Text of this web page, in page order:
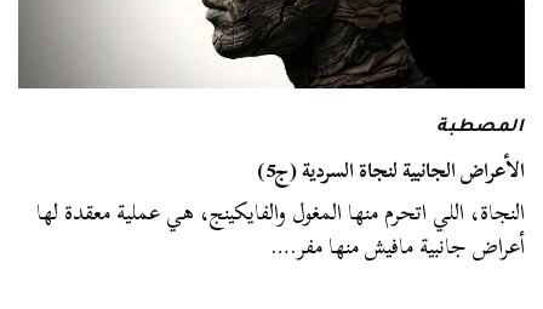
المصطبة
الأعراض الجانبية لنجاة السردية (ج5)
النجاة، اللي اتحرم منها المغول والفايكينج، هي عملية معقدة لها
أعراض جانبية مافيش منها مفر.…